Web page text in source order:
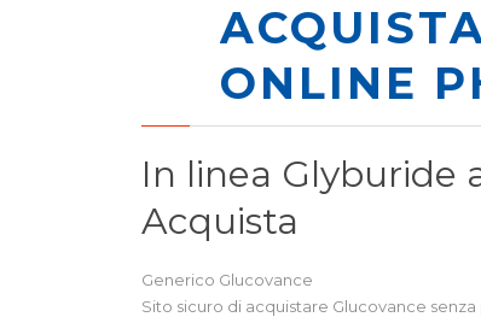
ONLINE
In linea
Acquista
Generico Glucovance
Sito sicuro di acquistare Glucovance